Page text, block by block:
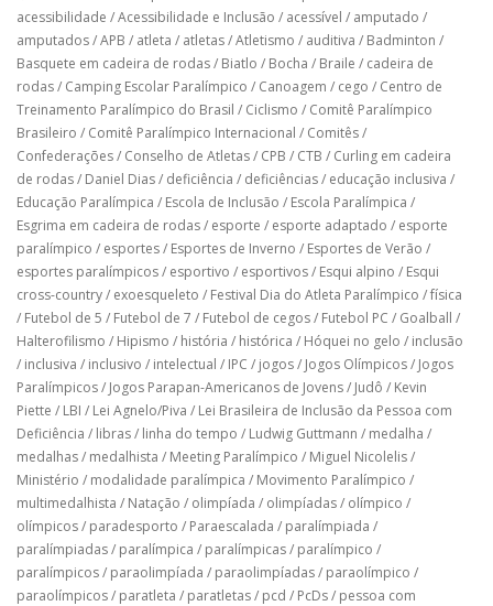
acessibilidade /Acessibilidade e Inclusão / acessível / amputado /
amputados/APB / atleta / atletas/Atletismo / auditiva / Badminton /
Basquete em cadeira de rodas/ Biatlo / Bocha / Braile / cadeira de
rodas/ Camping Escolar Paralímpico / Canoagem / cego / Centro de
Treinamento Paralímpico do Brasil / Ciclismo / Comitê Paralímpico
Brasileiro / Comitê Paralímpico Internacional / Comitês/
Confederações/ Conselho de Atletas/ CPB / CTB / Curling em cadeira
de rodas/ Daniel Dias/ deficiência / deficiências/ educação inclusiva /
Educação Paralímpica / Escola de Inclusão / Escola Paralímpica /
Esgrima em cadeira de rodas/ esporte / esporte adaptado / esporte
paralímpico / esportes/ Esportes de Inverno / Esportes de Verão /
esportes paralímpicos/ esportivo / esportivos/ Esqui alpino / Esqui
cross-country/ exoesqueleto / Festival Dia do Atleta Paralímpico /física
/ Futebol de 5 / Futebol de 7 / Futebol de cegos/ Futebol PC / Goalball /
Halterofilismo / Hipismo / história / histórica / Hóquei no gelo / inclusão
/ inclusiva / inclusivo / intelectual / IPC / jogos/ Jogos Olímpicos/ Jogos
Paralímpicos/ Jogos Parapan-Americanos de Jovens/ Judô / Kevin
Piette / LBI / Lei Agnelo/Piva / Lei Brasileira de Inclusão da Pessoa com
Deficiência / libras/ linha do tempo / Ludwig Guttmann / medalha /
medalhas/ medalhista / Meeting Paralímpico / Miguel Nicolelis/
Ministério / modalidade paralímpica / Movimento Paralímpico /
multimedalhista / Natação / olimpíada / olimpíadas/ olímpico /
olímpicos/ paradesporto / Paraescalada / paralímpiada /
paralímpiadas/ paralímpica / paralímpicas/ paralímpico /
paralímpicos/ paraolimpíada / paraolimpíadas/ paraolímpico /
paraolímpicos/ paratleta / paratletas/ pcd / PcDs/ pessoa com